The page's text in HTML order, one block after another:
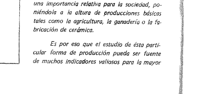
una importancia relativa para la sociedad, po-
niéndo!eJ a la altura de producciones básicas
tales como la agricultura, la ganaderfa o la fa-
bricación de  cerámica.
Es por eso que el estudio de ésta parti-
cular forma de producción pueda ser fuente
de muchos indicadores valiosos para la mayor